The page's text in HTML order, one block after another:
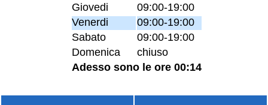
Giovedi
09:00-19:00
Venerdi
09:00-19:00
Sabato
09:00-19:00
Domenica
chiuso
Adesso sono le ore 00:14